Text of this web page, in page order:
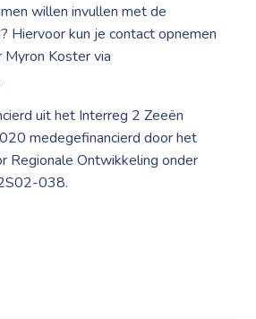
willen invullen met de
Hiervoor kun je contact opnemen
Koster via
uit het Interreg 2 Zeeën
medegefinancierd door het
Regionale Ontwikkeling onder
038.